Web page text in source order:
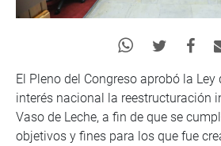
El Pleno del Congreso aprobó la Ley
interés nacional la reestructuración
Vaso de Leche, a fin de que se
objetivos y fines para los que fue